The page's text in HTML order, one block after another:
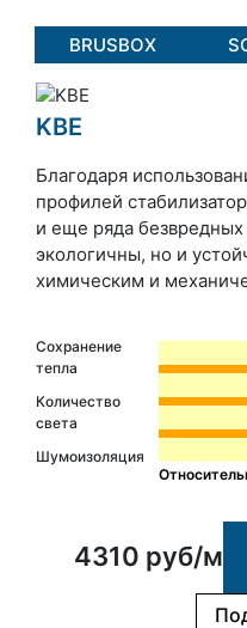
BRUSBOX
KBE
Благодаря
профилей
и еще ряда безвредных
экологичны, но и
химическим и
Сохранение
тепла
Количество
света
Шумоизоляция
4310 руб/м